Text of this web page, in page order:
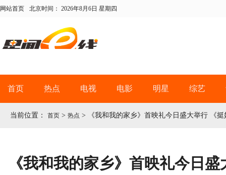
网站首页 北京时间： 2026年8月6日 星期四
首页 热点 电视 电影 明星 综艺
当前位置： 首页 > 热点 > 《我和我的家乡》首映礼今日盛大举行 《
《我和我的家乡》首映礼今日